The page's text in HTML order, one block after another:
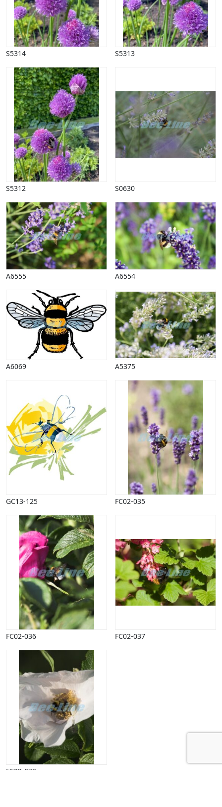
Kommunikation, nyhedsformidling
Køretøjer
Landbrug
Lov, orden
Lyd, billede
Mad, drikke
Mærkedage
Marked, kræmmere
Mennesker
Nationalflag, verdenskort
Natur
Nytår
Påske
Penge, finans
Piktogrammer
Pinse
Restauration, hotel
Scenarier
Skibe, både, søfart
Sommer
Spil
Sport
Spots
Stjernetegn, astrologi
Sundhed, sygdom
Trafik, færdsel
Uddannelse
Udsalg og andre begreber
Underholdning, kultur
Vinter
S5314 S5313
S5312 S0630
A6555 A6554
A6069 A5375
GC13-125 FC02-035
FC02-036 FC02-037
FC02-039